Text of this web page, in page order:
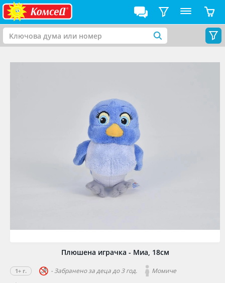
Плюшена играчка - Миа, 18см
1+ г. - Забранено за деца до 3 год. Момиче